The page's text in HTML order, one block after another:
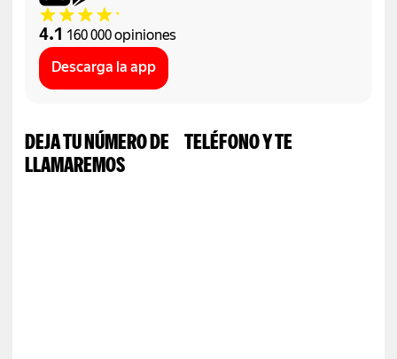
Descarga la app
4.1 160 000 opiniones
DEJA TU NÚMERO DE TELÉFONO Y TE
LLAMAREMOS